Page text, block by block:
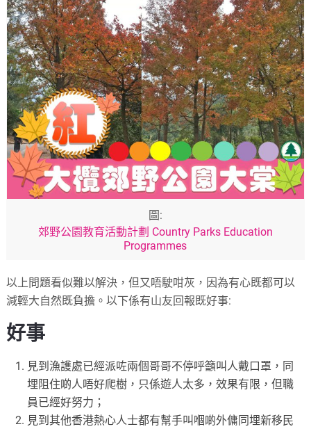
圖:
郊野公園教育活動計劃 Country Parks Education
Programmes
以上問題看似難以解決，但又唔駛咁灰，因為有心既都可以
減輕大自然既負擔。以下係有山友回報既好事:
好事
見到漁護處已經派咗兩個哥哥不停呼籲叫人戴口罩，同
埋阻住啲人唔好爬樹，只係遊人太多，效果有限，但職
員已經好努力；
見到其他香港熱心人士都有幫手叫嗰啲外傭同埋新移民